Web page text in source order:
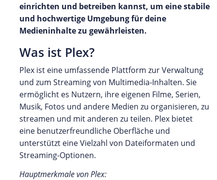
einrichten und betreiben kannst, um eine stabile
und hochwertige Umgebung für deine
Medieninhalte zu gewährleisten.
Was ist Plex?
Plex ist eine umfassende Plattform zur Verwaltung
und zum Streaming von Multimedia-Inhalten. Sie
ermöglicht es Nutzern, ihre eigenen Filme, Serien,
Musik, Fotos und andere Medien zu organisieren, zu
streamen und mit anderen zu teilen. Plex bietet
eine benutzerfreundliche Oberfläche und
unterstützt eine Vielzahl von Dateiformaten und
Streaming-Optionen.
Hauptmerkmale von Plex: